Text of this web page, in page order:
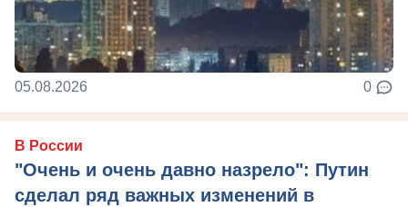
05.08.2026 0
В России
"Очень и очень давно назрело": Путин
сделал ряд важных изменений в